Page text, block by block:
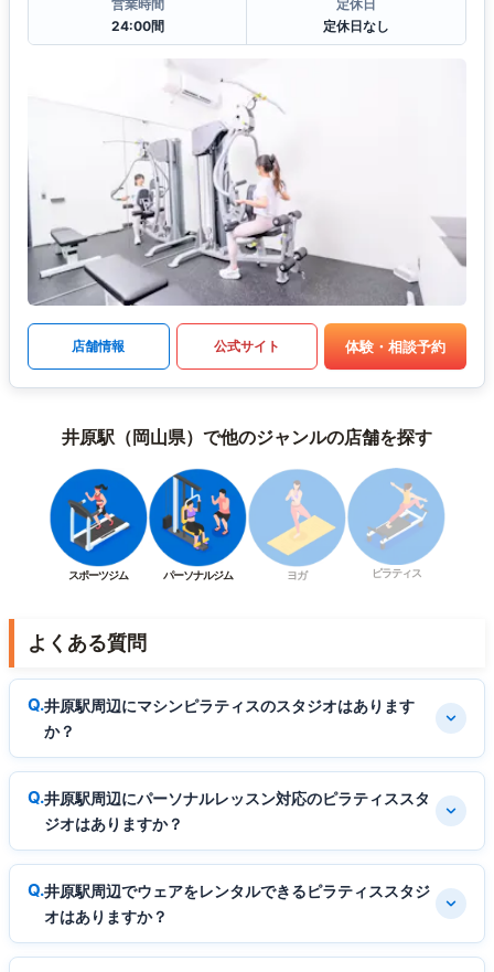
営業時間
24:00間
定休日
定休日なし
店舗情報 公式サイト 体験・相談予約
井原駅（岡山県）で他のジャンルの店舗を探す
スポーツジム パーソナルジム ヨガ ピラティス
よくある質問
井原駅周辺にマシンピラティスのスタジオはあります
か？
井原駅周辺にパーソナルレッスン対応のピラティススタ
ジオはありますか？
井原駅周辺でウェアをレンタルできるピラティススタジ
オはありますか？